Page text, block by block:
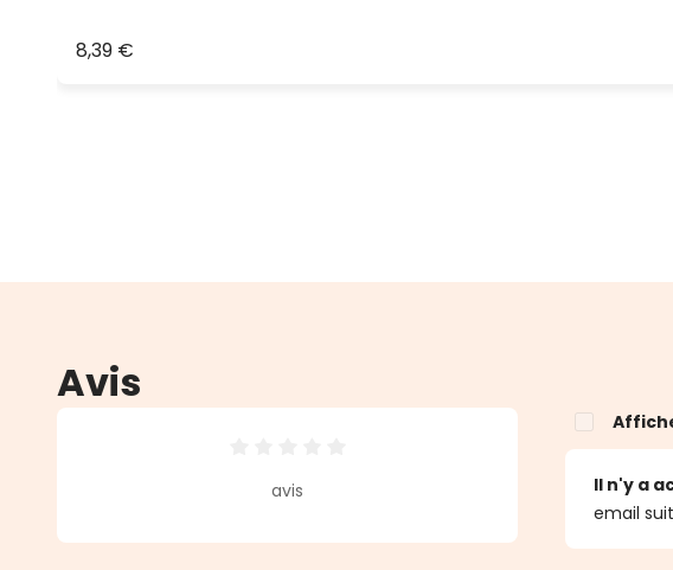
8,39 €
Avis
Note moyenne de 0 sur 5 étoiles
avis Il n'y a
email